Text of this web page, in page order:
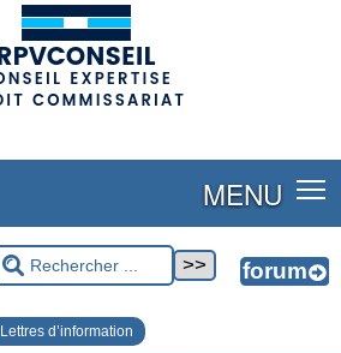
MENU
Lettres d’information